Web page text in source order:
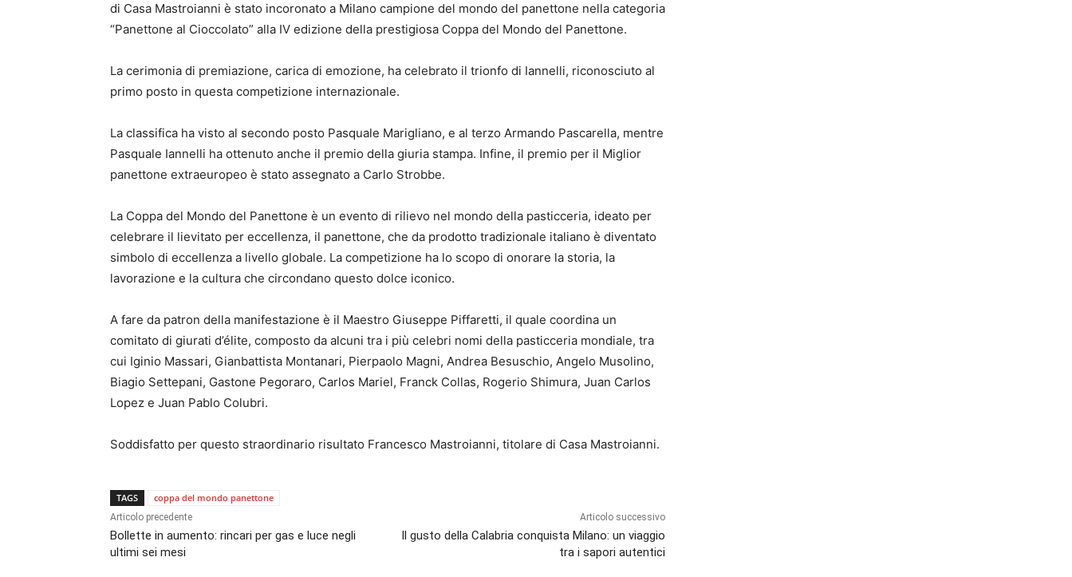
di Casa Mastroianni è stato incoronato a Milano campione del mondo del panettone nella categoria
“Panettone al Cioccolato” alla IV edizione della prestigiosa Coppa del Mondo del Panettone.
La cerimonia di premiazione, carica di emozione, ha celebrato il trionfo di Iannelli, riconosciuto al
primo posto in questa competizione internazionale.
La classifica ha visto al secondo posto Pasquale Marigliano, e al terzo Armando Pascarella, mentre
Pasquale Iannelli ha ottenuto anche il premio della giuria stampa. Infine, il premio per il Miglior
panettone extraeuropeo è stato assegnato a Carlo Strobbe.
La Coppa del Mondo del Panettone è un evento di rilievo nel mondo della pasticceria, ideato per
celebrare il lievitato per eccellenza, il panettone, che da prodotto tradizionale italiano è diventato
simbolo di eccellenza a livello globale. La competizione ha lo scopo di onorare la storia, la
lavorazione e la cultura che circondano questo dolce iconico.
A fare da patron della manifestazione è il Maestro Giuseppe Piffaretti, il quale coordina un
comitato di giurati d’élite, composto da alcuni tra i più celebri nomi della pasticceria mondiale, tra
cui Iginio Massari, Gianbattista Montanari, Pierpaolo Magni, Andrea Besuschio, Angelo Musolino,
Biagio Settepani, Gastone Pegoraro, Carlos Mariel, Franck Collas, Rogerio Shimura, Juan Carlos
Lopez e Juan Pablo Colubri.
Soddisfatto per questo straordinario risultato Francesco Mastroianni, titolare di Casa Mastroianni.
TAGS coppa del mondo panettone
Articolo precedente
Bollette in aumento: rincari per gas e luce negli
ultimi sei mesi
Articolo successivo
Il gusto della Calabria conquista Milano: un viaggio
tra i sapori autentici